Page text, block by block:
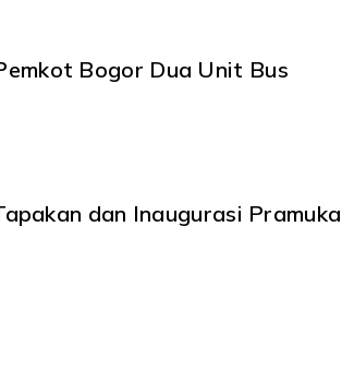
Bogor Dua Unit Bus
dan Inaugurasi Pramuka